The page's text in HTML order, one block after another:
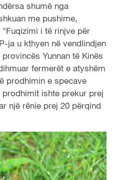
shumë nga
me pushime,
i të rinjve për
ja u kthyen në vendlindjen
Yunnan të Kinës
fermerët e atyshëm
prodhimin e specave
ishte prekur prej
një rënie prej 20 përqind